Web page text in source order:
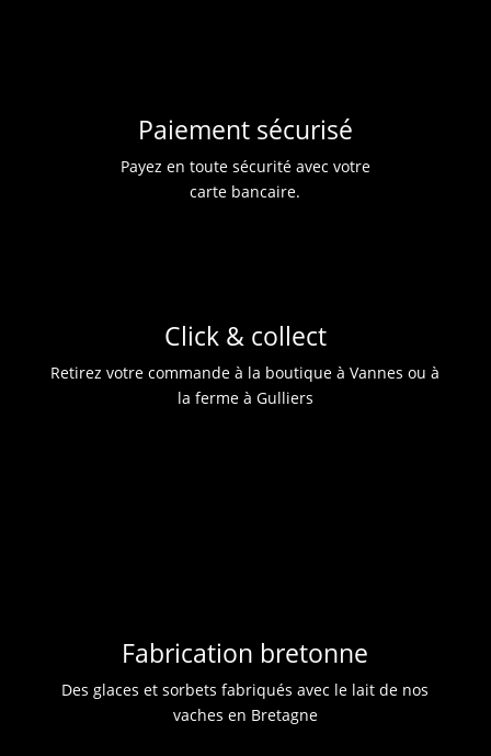
Paiement sécurisé
Payez en toute sécurité avec votre
carte bancaire.
Click & collect
Retirez votre commande à la boutique à Vannes ou à
la ferme à Gulliers
Fabrication bretonne
Des glaces et sorbets fabriqués avec le lait de nos
vaches en Bretagne